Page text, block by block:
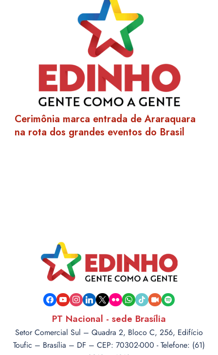
Cerimônia marca entrada de Araraquara
na rota dos grandes eventos do Brasil
facebook
youtubeinstagram
linkedin
x flickrwhatsapp
tiktokvideo-spotify
PT Nacional - sede Brasília
Setor Comercial Sul – Quadra 2, Bloco C, 256, Edifício
Toufic – Brasília – DF – CEP: 70302-000 - Telefone: (61)